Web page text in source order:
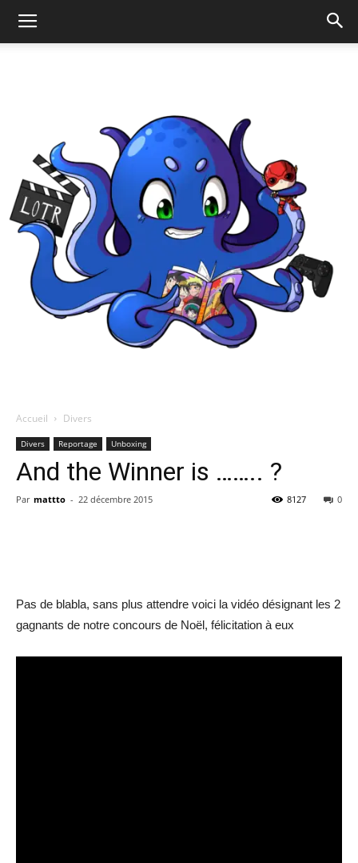
Accueil Divers
Divers Reportage Unboxing
And the Winner is …….. ?
Par mattto - 22 décembre 2015 0
8127
Pas de blabla, sans plus attendre voici la vidéo désignant les 2
gagnants de notre concours de Noël, félicitation à eux